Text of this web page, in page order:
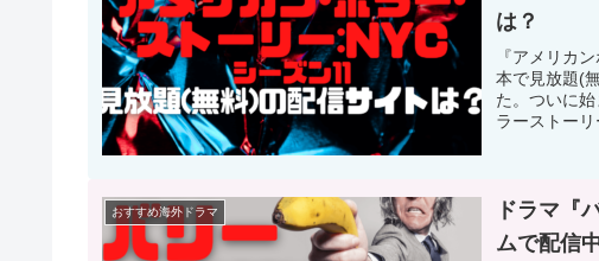
は？
『アメリカ
本で見放題(
た。ついに
ラーストー
おすすめ海外ドラマ
ドラマ『
ムで配信